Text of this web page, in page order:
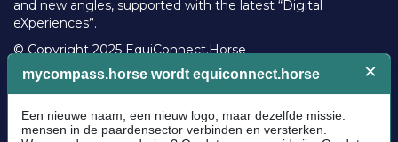
and new angles, supported with the latest “Digital
eXperiences”.
© Copyright 2025 EquiConnect.Horse
Community Guidelines